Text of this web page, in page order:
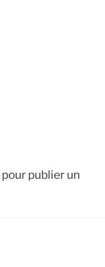
pour publier un